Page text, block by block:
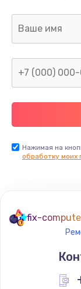
Нажимая на
обработку моих
fix-